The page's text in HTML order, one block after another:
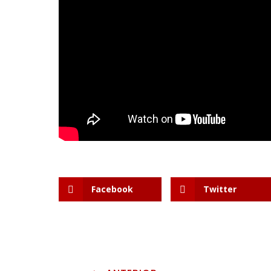
Facebook Twitter